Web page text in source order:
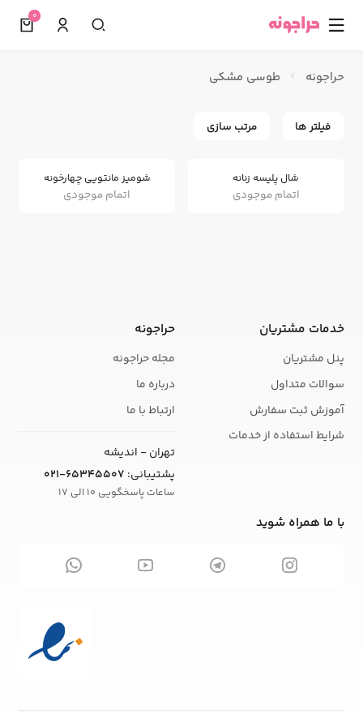
☰
0
حراجونه طوسی مشکی
فیلتر ها مرتب سازی
شال پلیسه زنانه
اتمام موجودی
شومیز مانتویی چهارخونه
اتمام موجودی
خدمات مشتریان
پنل مشتریان
سوالات متداول
آموزش ثبت سفارش
شرایط استفاده از خدمات
حراجونه
مجله حراجونه
درباره ما
ارتباط با ما
تهران - اندیشه
پشتیبانی: 021-65345507
ساعات پاسخگویی 10 الی 17
با ما همراه شوید